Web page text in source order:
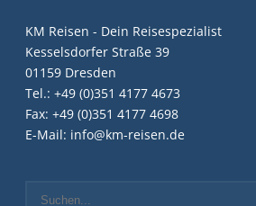
KM Reisen - Dein Reisespezialist
Kesselsdorfer Straße 39
01159 Dresden
Tel.: +49 (0)351 4177 4673
Fax: +49 (0)351 4177 4698
E-Mail: info@km-reisen.de